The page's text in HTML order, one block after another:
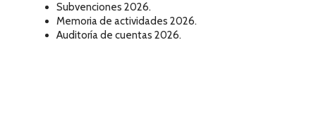
Subvenciones 2026.
Memoria de actividades 2026.
Auditoría de cuentas 2026.